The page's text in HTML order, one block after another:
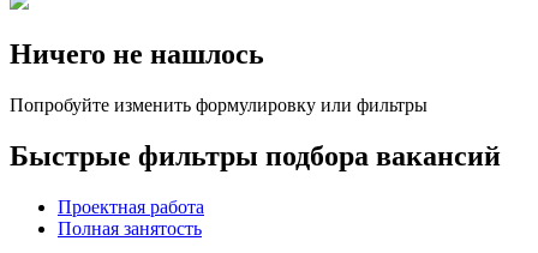
Ничего не нашлось
Попробуйте изменить формулировку или фильтры
Быстрые фильтры подбора вакансий
Проектная работа
Полная занятость